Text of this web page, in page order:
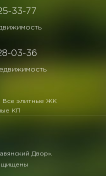
33-77
03-36
Все элитные ЖК
КП
Двор».